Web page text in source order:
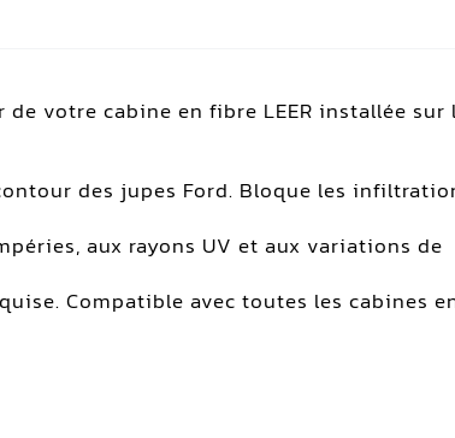
votre cabine en fibre LEER installée sur
des jupes Ford. Bloque les
aux rayons UV et aux variations de
Compatible avec toutes les cabines